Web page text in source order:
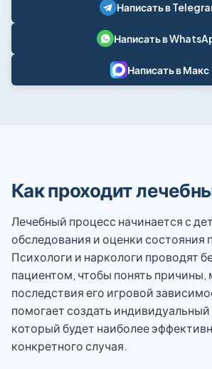
Написать в
Написать в
Написать в Макс
Как проходит
Лечебный процесс начинается с
обследования и оценки состояния
Психологи и наркологи проводят
пациентом, чтобы понять
последствия его игровой
помогает создать индивидуальный
который будет наиболее
конкретного случая.